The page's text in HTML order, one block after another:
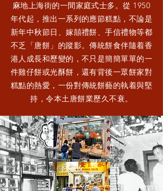
麻地上海街的一間家庭式士多。從 1950
年代起，推出一系列的應節糕點，不論是
新年中秋節日、嫁囍禮餅、手信禮物等都
不乏「唐餅」的蹤影。傳統餅食伴隨着香
港人成長和歷變的，不只是簡簡單單的一
件雞仔餅或光酥餅，還有背後一眾餅家對
糕點的熱愛，一份對傳統餅藝的執着與堅
持，令本土唐餅業歷久不衰。